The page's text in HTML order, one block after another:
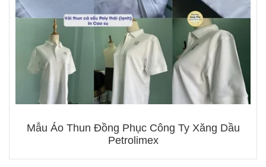
Mẫu Áo Thun Đồng Phục Công Ty Xăng Dầu
Petrolimex